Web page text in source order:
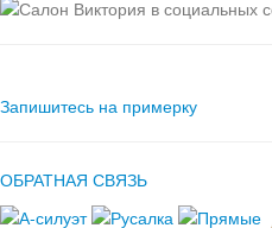
Запишитесь на примерку
ОБРАТНАЯ СВЯЗЬ